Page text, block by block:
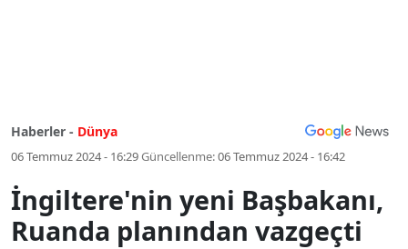
Haberler - Dünya
06 Temmuz 2024 - 16:29Güncellenme:06 Temmuz 2024 - 16:42
İngiltere'nin yeni Başbakanı,
Ruanda planından vazgeçti